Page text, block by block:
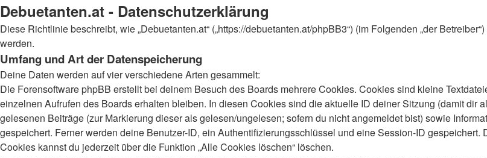
Debuetanten.at - Datenschutzerklärung
Diese Richtlinie beschreibt, wie „Debuetanten.at“ („https://debuetanten.at/phpBB3“) (im Folgenden „der
werden.
Umfang und Art der Datenspeicherung
Deine Daten werden auf vier verschiedene Arten gesammelt:
Die Forensoftware phpBB erstellt bei deinem Besuch des Boards mehrere Cookies. Cookies sind kleine
einzelnen Aufrufen des Boards erhalten bleiben. In diesen Cookies sind die aktuelle ID deiner Sitzung (damit dir
gelesenen Beiträge (zur Markierung dieser als gelesen/ungelesen; sofern du nicht angemeldet bist) sowie
gespeichert. Ferner werden deine Benutzer-ID, ein Authentifizierungsschlüssel und eine Session-ID
Cookies kannst du jederzeit über die Funktion „Alle Cookies löschen“ löschen.